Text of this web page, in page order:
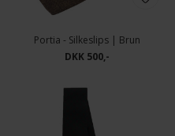
Portia - Silkeslips | Brun
DKK 500,-